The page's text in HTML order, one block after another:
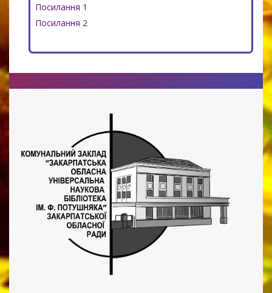
Посилання 1
Посилання 2